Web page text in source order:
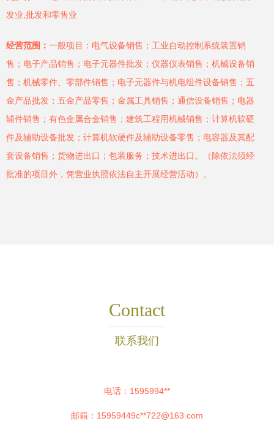
发业,批发和零售业
经营范围： 一般项目：电气设备销售；工业自动控制系统装置销
售；电子产品销售；电子元器件批发；仪器仪表销售；机械设备销
售；机械零件、零部件销售；电子元器件与机电组件设备销售；五
金产品批发；五金产品零售；金属工具销售；通信设备销售；电器
辅件销售；有色金属合金销售；建筑工程用机械销售；计算机软硬
件及辅助设备批发；计算机软硬件及辅助设备零售；电容器及其配
套设备销售；货物进出口；包装服务；技术进出口。（除依法须经
批准的项目外，凭营业执照依法自主开展经营活动）。
Contact
联系我们
电话：1595994**
邮箱：15959449c**722@163.com